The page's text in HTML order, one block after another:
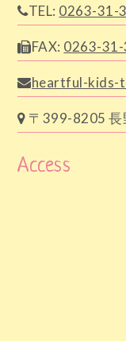
TEL: 0263-31-
FAX: 0263-
heartful-kids-
〒399-8205
Access